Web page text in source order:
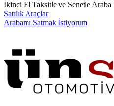
İkinci El Taksitle ve Senetle Araba
Satılık Araçlar
Arabamı Satmak İstiyorum